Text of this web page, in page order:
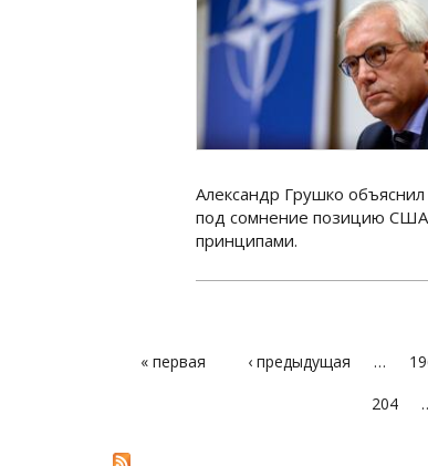
Александр Грушко
под сомнение позицию США
принципами.
СТРАНИЦЫ
« первая ‹ предыдущая …
204